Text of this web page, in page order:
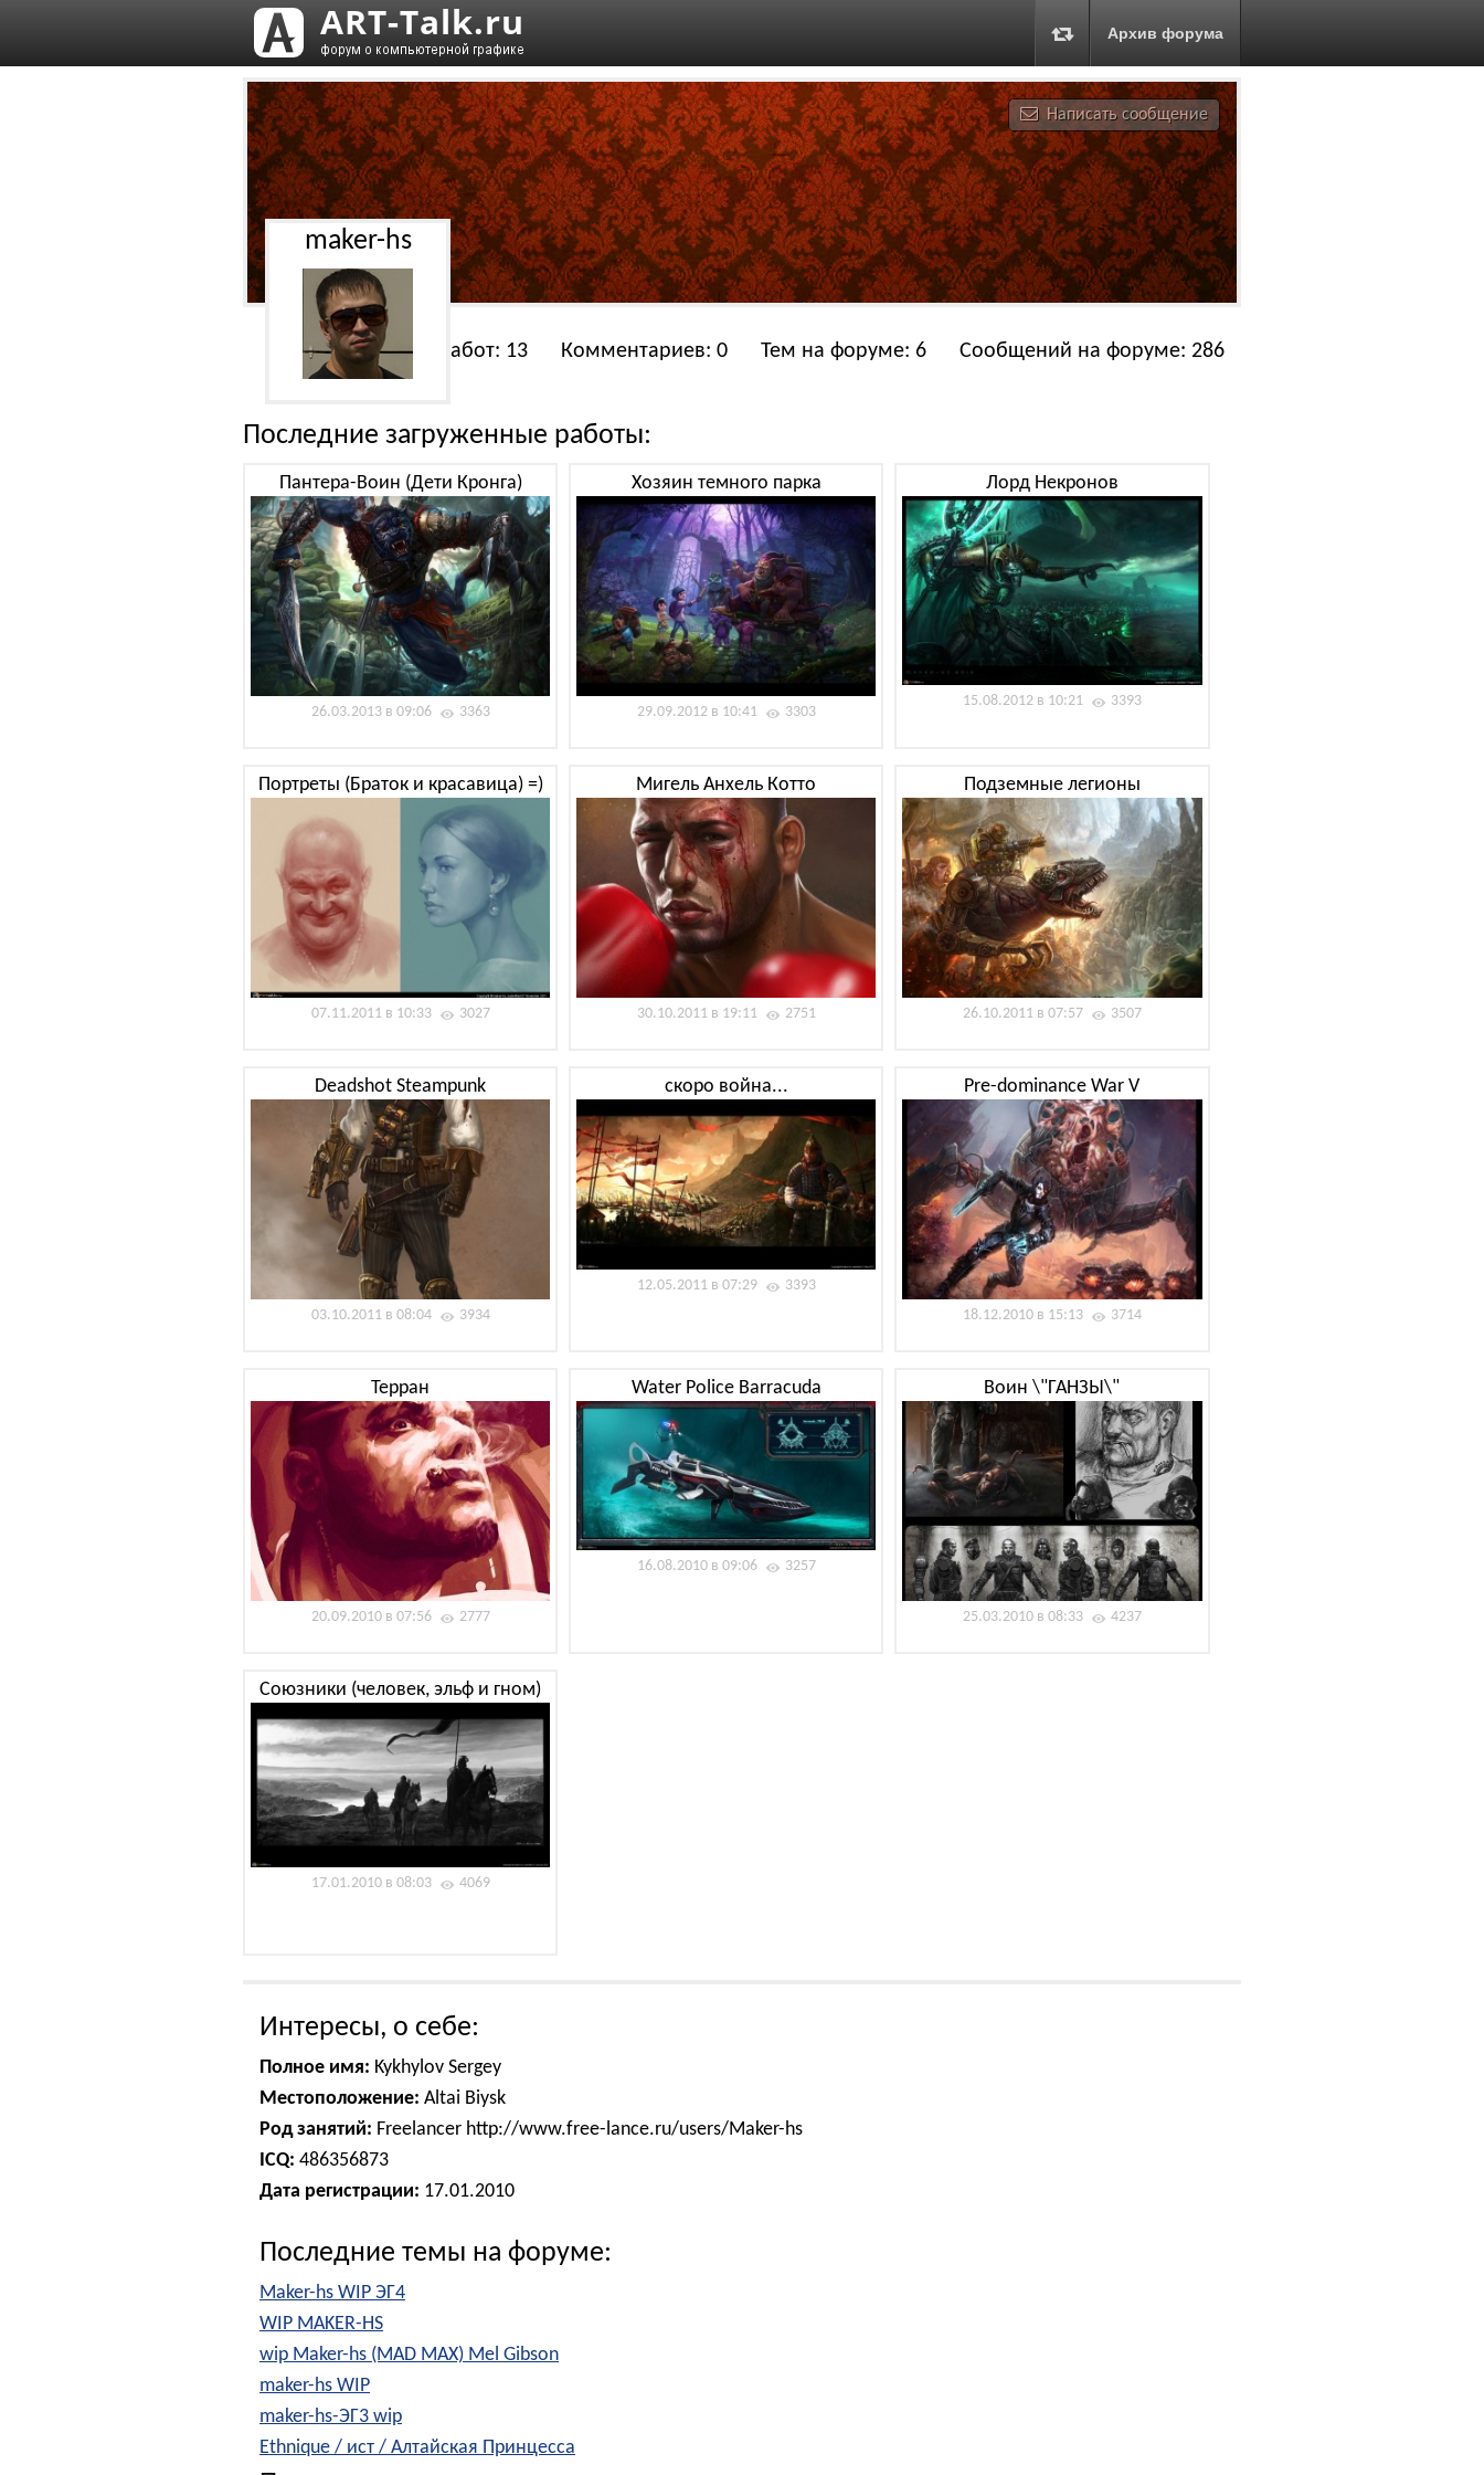
Архив форума
Написать сообщение
maker-hs
Работ: 13 Комментариев: 0 Тем на форуме: 6 Сообщений на форуме: 286
Последние загруженные работы:
Пантера-Воин (Дети Кронга)
26.03.2013 в 09:06 3363
Хозяин темного парка
29.09.2012 в 10:41 3303
Лорд Некронов
15.08.2012 в 10:21 3393
Портреты (Браток и красавица) =)
07.11.2011 в 10:33 3027
Мигель Анхель Котто
30.10.2011 в 19:11 2751
Подземные легионы
26.10.2011 в 07:57 3507
Deadshot Steampunk
03.10.2011 в 08:04 3934
скоро война...
12.05.2011 в 07:29 3393
Pre-dominance War V
18.12.2010 в 15:13 3714
Терран
20.09.2010 в 07:56 2777
Water Police Barracuda
16.08.2010 в 09:06 3257
Воин \"ГАНЗЫ\"
25.03.2010 в 08:33 4237
Союзники (человек, эльф и гном)
17.01.2010 в 08:03 4069
Интересы, о себе:
Полное имя: Kykhylov Sergey
Местоположение: Altai Biysk
Род занятий: Freelancer http://www.free-lance.ru/users/Maker-hs
ICQ: 486356873
Дата регистрации: 17.01.2010
Последние темы на форуме:
Maker-hs WIP ЭГ4
WIP MAKER-HS
wip Maker-hs (MAD MAX) Mel Gibson
maker-hs WIP
maker-hs-ЭГ3 wip
Ethnique / ист / Алтайская Принцесса